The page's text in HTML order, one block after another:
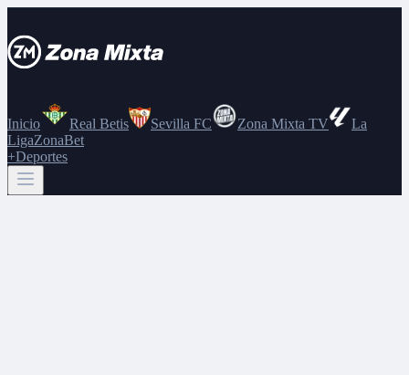
Inicio Real Betis Sevilla FC Zona Mixta TV
La
LigaZonaBet
+Deportes